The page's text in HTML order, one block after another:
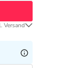
Versand